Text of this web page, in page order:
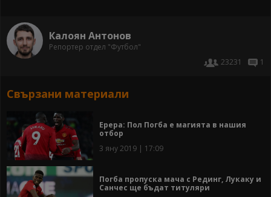
Калоян Антонов
Репортер отдел "Футбол"
23231
1
Свързани материали
Ерера: Пол Погба е магията в нашия
отбор
3 яну 2019 | 17:09
Погба пропуска мача с Рединг, Лукаку и
Санчес ще бъдат титуляри